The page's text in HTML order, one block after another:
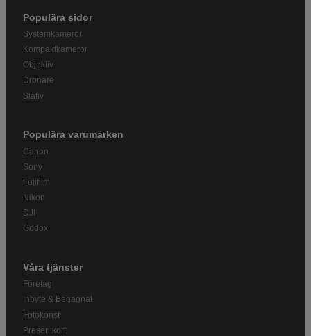
Populära sidor
Systemkameror
Kompaktkameror
Objektiv
Drönare
Stativ
Populära varumärken
Canon
Sony
Fujifilm
Nikon
DJI
Godox
Våra tjänster
Företag
Inbyte & Begagnat
Fotokonst
Presentkort